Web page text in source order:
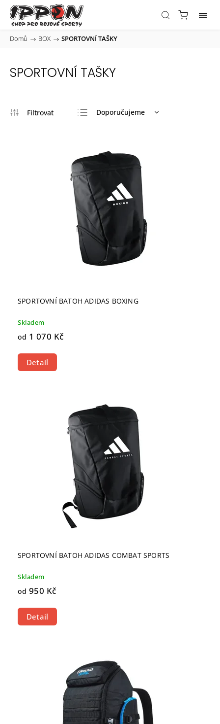
Domů / BOX / SPORTOVNÍ TAŠKY
SPORTOVNÍ TAŠKY
Doporučujeme
Nejprodávanější
SPORTOVNÍ BATOH ADIDAS BOXING
Skladem
od 1 070 Kč
Detail
SPORTOVNÍ BATOH ADIDAS COMBAT SPORTS
Skladem
od 950 Kč
Detail